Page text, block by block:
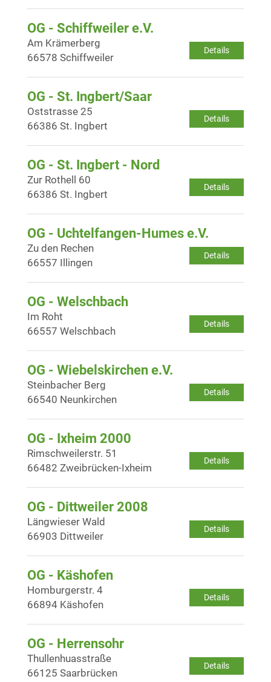
OG - Schiffweiler e.V.
Details
Am Krämerberg
66578 Schiffweiler
OG - St. Ingbert/Saar
Details
Oststrasse 25
66386 St. Ingbert
OG - St. Ingbert - Nord
Details
Zur Rothell 60
66386 St. Ingbert
OG - Uchtelfangen-Humes e.V.
Details
Zu den Rechen
66557 Illingen
OG - Welschbach
Details
Im Roht
66557 Welschbach
OG - Wiebelskirchen e.V.
Details
Steinbacher Berg
66540 Neunkirchen
OG - Ixheim 2000
Details
Rimschweilerstr. 51
66482 Zweibrücken-Ixheim
OG - Dittweiler 2008
Details
Längwieser Wald
66903 Dittweiler
OG - Käshofen
Details
Homburgerstr. 4
66894 Käshofen
OG - Herrensohr
Details
Thullenhuasstraße
66125 Saarbrücken